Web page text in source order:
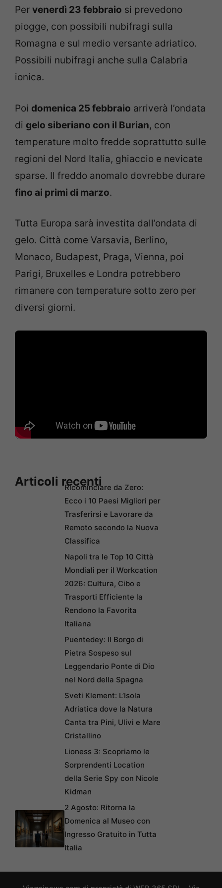
Per venerdì 23 febbraio si prevedono
piogge, con possibili nubifragi sulla
Romagna e sul medio versante adriatico.
Possibili nubifragi anche sulla Calabria
ionica.
Poi domenica 25 febbraio arriverà l’ondata
di gelo siberiano con il Burian, con
temperature molto fredde soprattutto sulle
regioni del Nord Italia, ghiaccio e nevicate
sparse. Il freddo anomalo dovrebbe durare
fino ai primi di marzo.
Tutta Europa sarà investita dall’ondata di
gelo. Città come Varsavia, Berlino,
Monaco, Budapest, Praga, Vienna, poi
Parigi, Bruxelles e Londra potrebbero
rimanere con temperature sotto zero per
diversi giorni.
Articoli recentiRicominciare da Zero:
Ecco i 10 Paesi Migliori per
Trasferirsi e Lavorare da
Remoto secondo la Nuova
Classifica
Napoli tra le Top 10 Città
Mondiali per il Workcation
2026: Cultura, Cibo e
Trasporti Efficiente la
Rendono la Favorita
Italiana
Puentedey: Il Borgo di
Pietra Sospeso sul
Leggendario Ponte di Dio
nel Nord della Spagna
Sveti Klement: L’Isola
Adriatica dove la Natura
Canta tra Pini, Ulivi e Mare
Cristallino
Lioness 3: Scopriamo le
Sorprendenti Location
della Serie Spy con Nicole
Kidman
2 Agosto: Ritorna la
Domenica al Museo con
Ingresso Gratuito in Tutta
Italia